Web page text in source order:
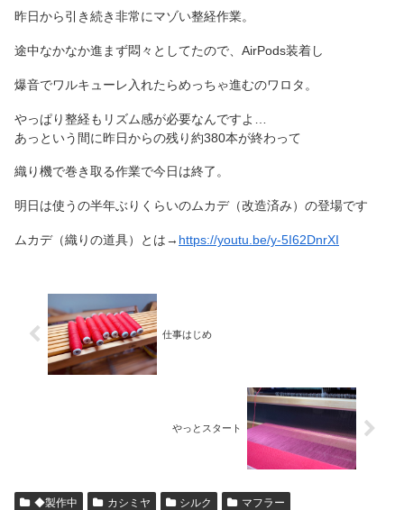
昨日から引き続き非常にマゾい整経作業。
途中なかなか進まず悶々としてたので、AirPods装着し
爆音でワルキューレ入れたらめっちゃ進むのワロタ。
やっぱり整経もリズム感が必要なんですよ…
あっという間に昨日からの残り約380本が終わって
織り機で巻き取る作業で今日は終了。
明日は使うの半年ぶりくらいのムカデ（改造済み）の登場です
ムカデ（織りの道具）とは→ https://youtu.be/y-5I62DnrXI
仕事はじめ
やっとスタート
◆製作中 カシミヤ シルク マフラー